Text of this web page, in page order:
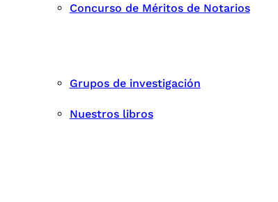
Concurso de Méritos de Notarios
Grupos de investigación
Nuestros libros